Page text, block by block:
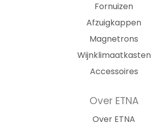
Fornuizen
Afzuigkappen
Magnetrons
Wijnklimaatkasten
Accessoires
Over ETNA
Over ETNA